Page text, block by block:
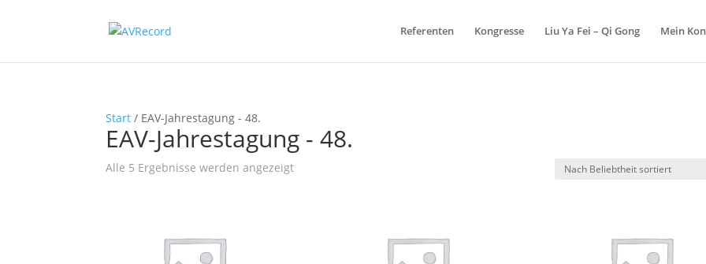
Referenten Kongresse Liu Ya Fei – Qi Gong Mein
Start / EAV-Jahrestagung - 48.
EAV-Jahrestagung - 48.
Alle 5 Ergebnisse werden angezeigtNach